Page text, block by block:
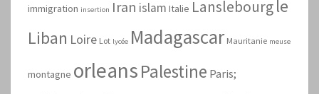
immigration insertion Iran islam Italie Lanslebourgle
Liban Loire Lot lycée Madagascar Mauritanie meuse
montagne orleansPalestine Paris;